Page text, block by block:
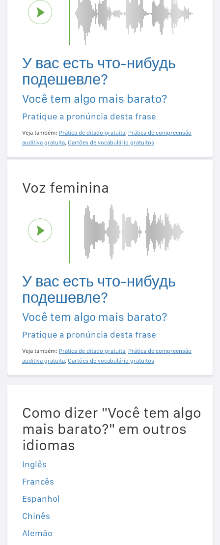
У вас есть что-нибудь
подешевле?
Você tem algo mais barato?
Pratique a pronúncia desta frase
Veja também: Prática de ditado gratuita, Prática de compreensão
auditiva gratuita, Cartões de vocabulário gratuitos
Voz feminina
У вас есть что-нибудь
подешевле?
Você tem algo mais barato?
Pratique a pronúncia desta frase
Veja também: Prática de ditado gratuita, Prática de compreensão
auditiva gratuita, Cartões de vocabulário gratuitos
Como dizer "Você tem algo
mais barato?" em outros
idiomas
Inglês
Francês
Espanhol
Chinês
Alemão